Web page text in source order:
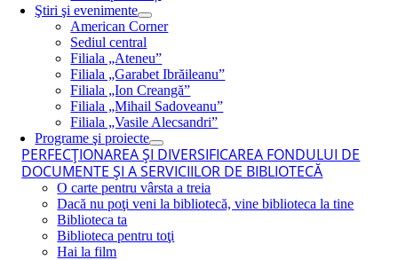
Ştiri şi evenimente
American Corner
Sediul central
Filiala „Ateneu”
Filiala „Garabet Ibrăileanu”
Filiala „Ion Creangă”
Filiala „Mihail Sadoveanu”
Filiala „Vasile Alecsandri”
Programe şi proiecte
PERFECŢIONAREA ŞI DIVERSIFICAREA FONDULUI DE
DOCUMENTE ŞI A SERVICIILOR DE BIBLIOTECĂ
O carte pentru vârsta a treia
Dacă nu poţi veni la bibliotecă, vine biblioteca la tine
Biblioteca ta
Biblioteca pentru toţi
Hai la film